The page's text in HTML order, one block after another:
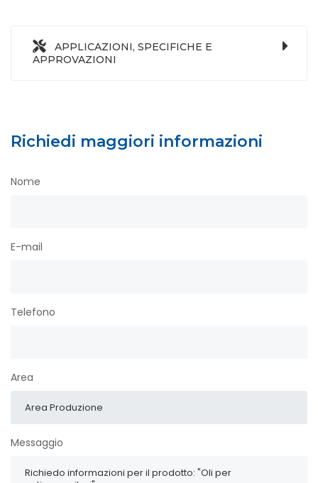
APPLICAZIONI, SPECIFICHE E
APPROVAZIONI
Richiedi maggiori informazioni
Nome
E-mail
Telefono
Area
Messaggio